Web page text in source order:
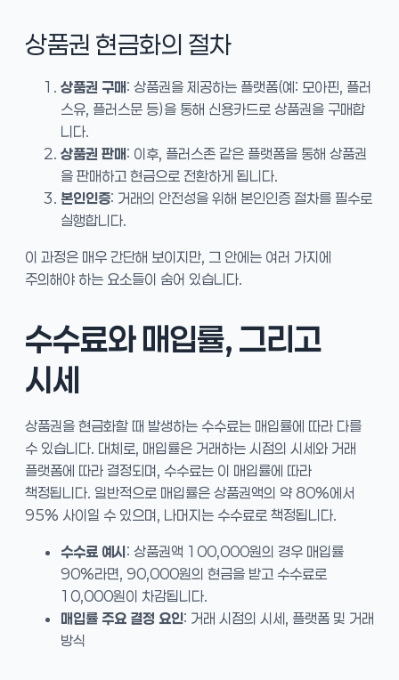
상품권 현금화의 절차
상품권 구매: 상품권을 제공하는 플랫폼(예: 모아핀, 플러
스유, 플러스문 등)을 통해 신용카드로 상품권을 구매합
니다.
상품권 판매: 이후, 플러스존 같은 플랫폼을 통해 상품권
을 판매하고 현금으로 전환하게 됩니다.
본인인증: 거래의 안전성을 위해 본인인증 절차를 필수로
실행합니다.
이 과정은 매우 간단해 보이지만, 그 안에는 여러 가지에
주의해야 하는 요소들이 숨어 있습니다.
수수료와 매입률, 그리고
시세
상품권을 현금화할 때 발생하는 수수료는 매입률에 따라 다를
수 있습니다. 대체로, 매입률은 거래하는 시점의 시세와 거래
플랫폼에 따라 결정되며, 수수료는 이 매입률에 따라
책정됩니다. 일반적으로 매입률은 상품권액의 약 80%에서
95% 사이일 수 있으며, 나머지는 수수료로 책정됩니다.
수수료 예시: 상품권액 100,000원의 경우 매입률
90%라면, 90,000원의 현금을 받고 수수료로
10,000원이 차감됩니다.
매입률 주요 결정 요인: 거래 시점의 시세, 플랫폼 및 거래
방식